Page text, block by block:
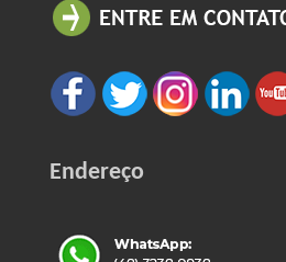
Endereço